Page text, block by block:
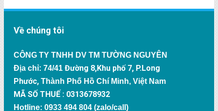
Về chúng tôi
CÔNG TY TNHH DV TM TƯỜNG NGUYÊN
Địa chỉ: 74/41 Đường 8,Khu phố 7, P.Long
Phước, Thành Phố Hồ Chí Minh, Việt Nam
MÃ SỐ THUẾ : 0313678932
Hotline: 0933 494 804 (zalo/call)